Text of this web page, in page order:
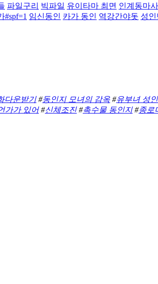
파일구리 빅파일 유이타마 최면 인계동마
#spf=1 임신동인 카가 동인 역강간야돗 성인
다운받기#동인지 모녀의 감옥 #유부녀 성
가가 있어#신체조진#촉수물 동인지#종로